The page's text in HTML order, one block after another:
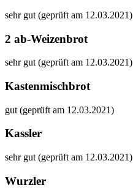
sehr gut (geprüft am 12.03.2021)
2 ab-Weizenbrot
sehr gut (geprüft am 12.03.2021)
Kastenmischbrot
gut (geprüft am 12.03.2021)
Kassler
sehr gut (geprüft am 12.03.2021)
Wurzler